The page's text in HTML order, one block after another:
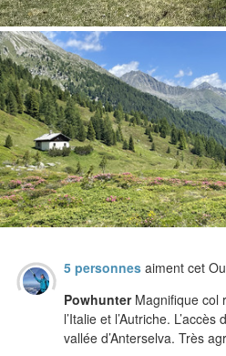
5 personnes aiment cet
Powhunter Magnifique col
l’Italie et l’Autriche.
vallée d’Anterselva. Très